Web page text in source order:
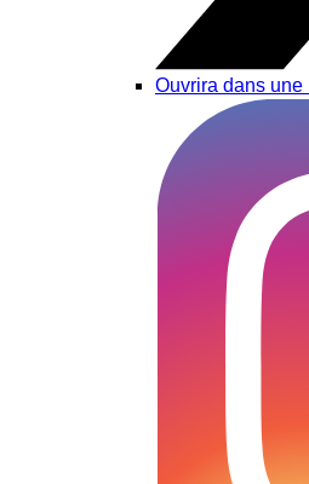
Ouvrira dans une